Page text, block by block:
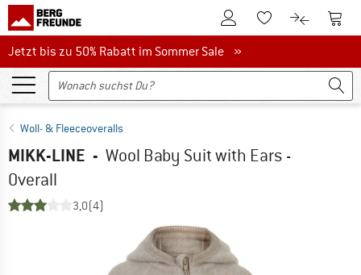
Zum KundenkontoZum Merkzettel.
Zum Zum
Jetzt bis zu 50% Rabatt im Sommer Sale
Jetzt bis zu 50% Rabatt im Sommer Sale »
Woll- & Fleeceoveralls
MIKK-LINE - Wool Baby Suit with Ears -
Overall
3,0(4)